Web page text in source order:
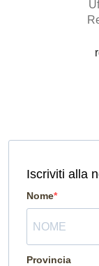
Iscriviti alla
Nome
Provincia